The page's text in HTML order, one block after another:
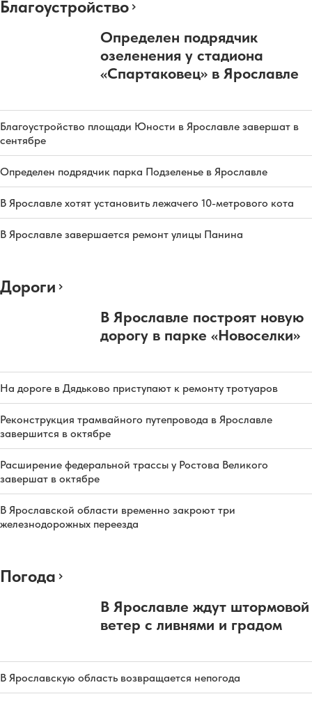
Благоустройство
Определен подрядчик
озеленения у стадиона
«Спартаковец» в Ярославле
Благоустройство площади Юности в Ярославле завершат в
сентябре
Определен подрядчик парка Подзеленье в Ярославле
В Ярославле хотят установить лежачего 10-метрового кота
В Ярославле завершается ремонт улицы Панина
Дороги
В Ярославле построят новую
дорогу в парке «Новоселки»
На дороге в Дядьково приступают к ремонту тротуаров
Реконструкция трамвайного путепровода в Ярославле
завершится в октябре
Расширение федеральной трассы у Ростова Великого
завершат в октябре
В Ярославской области временно закроют три
железнодорожных переезда
Погода
В Ярославле ждут штормовой
ветер с ливнями и градом
В Ярославскую область возвращается непогода